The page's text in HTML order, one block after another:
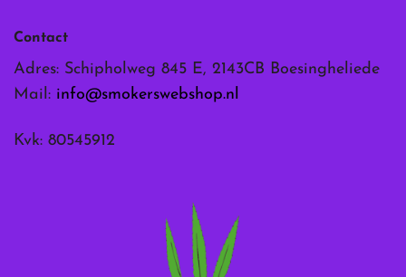
Contact
Adres: Schipholweg 845 E, 2143CB Boesingheliede
Mail: info@smokerswebshop.nl
Kvk: 80545912